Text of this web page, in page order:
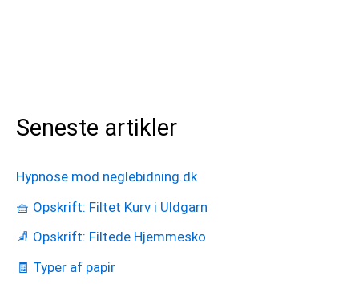
Seneste artikler
Hypnose mod neglebidning.dk
🧺 Opskrift: Filtet Kurv i Uldgarn
🧦 Opskrift: Filtede Hjemmesko
🧾 Typer af papir